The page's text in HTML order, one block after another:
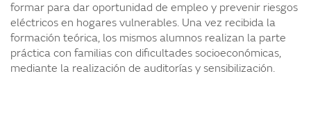
formar para dar oportunidad de empleo y prevenir riesgos
eléctricos en hogares vulnerables. Una vez recibida la
formación teórica, los mismos alumnos realizan la parte
práctica con familias con dificultades socioeconómicas,
mediante la realización de auditorías y sensibilización.